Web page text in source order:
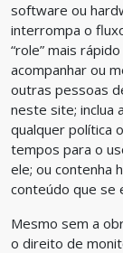
software ou
interrompa o
“role” mais
acompanhar ou
outras pessoas
neste site; inclua
qualquer política
tempos para o
ele; ou contenha
conteúdo que se
Mesmo sem a
o direito de